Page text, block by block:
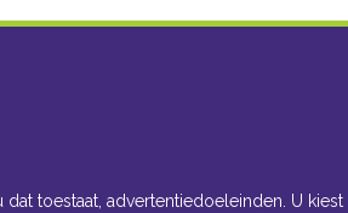
toestaat, advertentiedoeleinden. U